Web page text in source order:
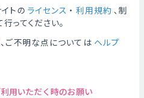
トの ライセンス ・ 利用規約 、制
行ってください。
ご不明な点については ヘルプ
用いただく時のお願い